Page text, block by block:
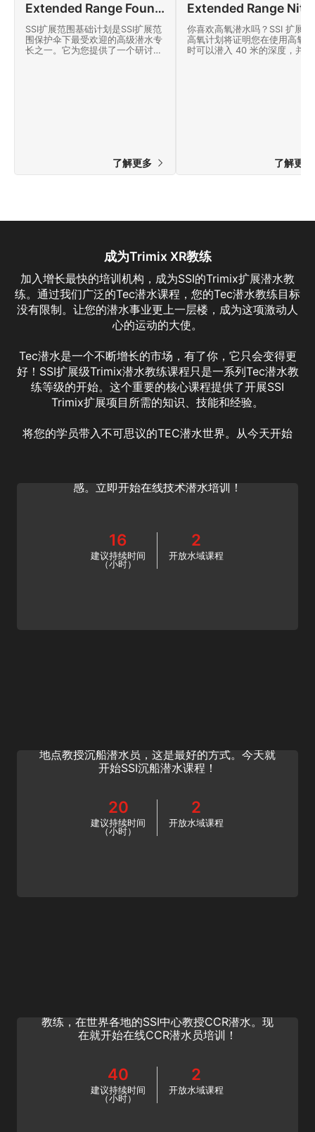
Extended Range Foundations
SSI扩展范围基础计划是SSI扩展范
围保护伞下最受欢迎的高级潜水专
长之一。它为您提供了一个研讨会
了解更多
你喜欢高氧潜水吗？SSI 扩展范
高氧计划将证明您在使用高氧
时可以潜入 40 米的深度，并
了解更
成为Trimix XR教练
加入增长最快的培训机构，成为SSI的Trimix扩展潜水教
练。通过我们广泛的Tec潜水课程，您的Tec潜水教练目标
没有限制。让您的潜水事业更上一层楼，成为这项激动人
心的运动的大使。
Tec潜水是一个不断增长的市场，有了你，它只会变得更
好！SSI扩展级Trimix潜水教练课程只是一系列Tec潜水教
练等级的开始。这个重要的核心课程提供了开展SSI
Trimix扩展项目所需的知识、技能和经验。
将您的学员带入不可思议的TEC潜水世界。从今天开始
Extended Range Trimix Instructor
感。立即开始在线技术潜水培训！
16
建议持续时间
（小时）
2
开放水域课程
地点教授沉船潜水员，这是最好的方式。今天就
开始SSI沉船潜水课程！
20
建议持续时间
（小时）
2
开放水域课程
教练，在世界各地的SSI中心教授CCR潜水。现
在就开始在线CCR潜水员培训！
40
建议持续时间
（小时）
2
开放水域课程